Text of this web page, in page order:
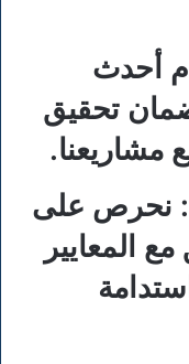
أحدث
تحقيق
مشاريعنا.
: نحرص على
المعايير